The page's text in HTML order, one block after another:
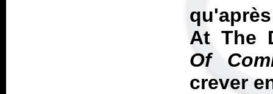
At The
Of
crever